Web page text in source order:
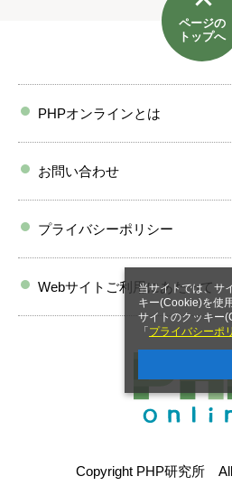
当サイトでは、サ
キー(Cookie)を使
サイトのクッキー
「 プライバシーポ
ページの
トップへ
PHPオンラインとは
お問い合わせ
プライバシーポリシー
Webサイトご利用にあたって
Copyright PHP研究所